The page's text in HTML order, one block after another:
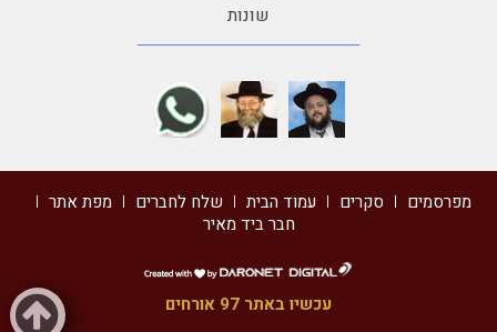
שונות
מפרסמים סקרים עמוד הבית שלח לחברים
מפת אתר
חבר ביד מאיר
דרונט
דיגיטל עכשיו באתר 97 אורחים